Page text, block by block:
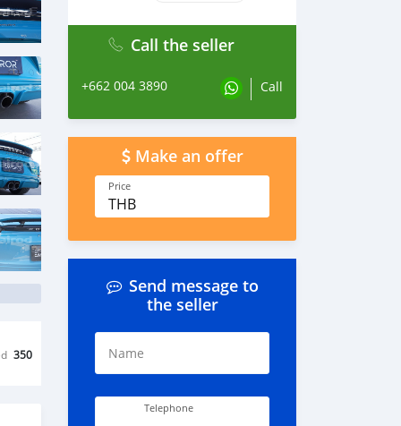
350
Call the seller
+662 004 3890 Call
Make an offer
Price
THB
Send message to
the seller
Name
Telephone